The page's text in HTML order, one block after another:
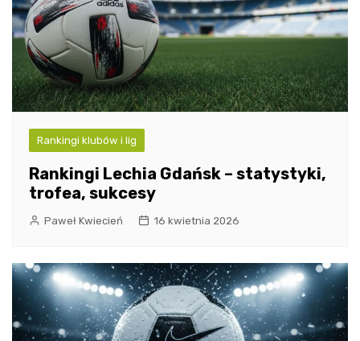
Rankingi klubów i lig
Rankingi Lechia Gdańsk – statystyki,
trofea, sukcesy
Paweł Kwiecień 16 kwietnia 2026